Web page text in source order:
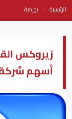
الرئيسية بورصة
زيروكس
أسهم شركة "إتش